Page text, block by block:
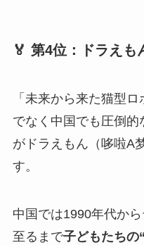
🏅 第4位：ドラえも
「未来から来た猫型
でなく中国でも圧倒
がドラえもん（哆啦A
す。
中国では1990年代か
至るまで子どもたちの